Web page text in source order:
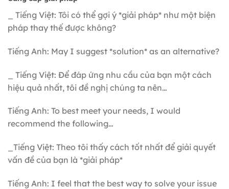
_ Tiếng Việt: Tôi có thể gợi ý *giải pháp* như một biện
pháp thay thế được không?
Tiếng Anh: May I suggest *solution* as an alternative?
_ Tiếng Việt: Để đáp ứng nhu cầu của bạn một cách
hiệu quả nhất, tôi đề nghị chúng ta nên…
Tiếng Anh: To best meet your needs, I would
recommend the following…
_Tiếng Việt: Theo tôi thấy cách tốt nhất để giải quyết
vấn đề của bạn là *giải pháp*
Tiếng Anh: I feel that the best way to solve your issue